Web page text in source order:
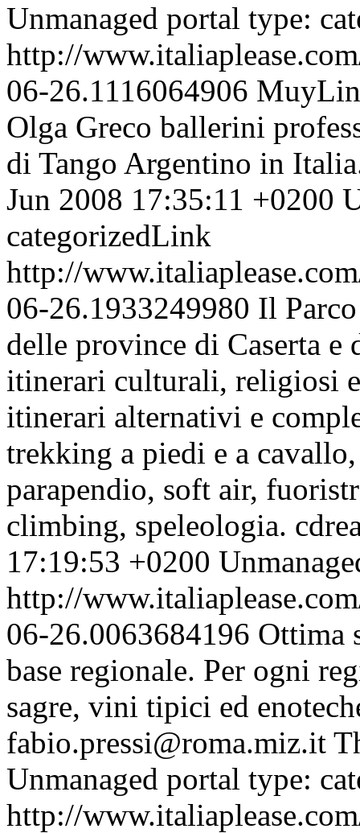
Unmanaged portal type:
http://
06-26.1116064906
Olga Greco ballerini
di Tango Argentino in
Jun 2008 17:35:11 +0200
categorizedLink
http://
06-26.1933249980 Il
delle province di Caserta
itinerari culturali, religiosi
itinerari alternativi e
trekking a piedi e a
parapendio, soft air,
climbing, speleologia.
17:19:53 +0200
http://
06-26.0063684196 Ottima
base regionale. Per ogni
sagre, vini tipici ed
fabio.pressi@roma.miz.it
Unmanaged portal type:
http://